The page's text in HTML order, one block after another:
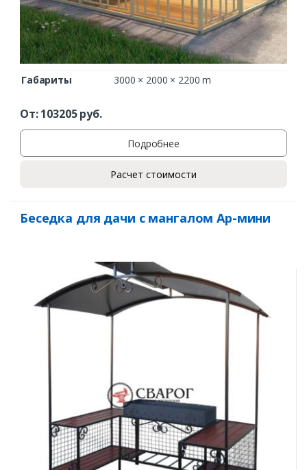
Габариты 3000 × 2000 × 2200 m
От:103205руб.
Подробнее
Расчет стоимости
Беседка для дачи с мангалом Ар-мини